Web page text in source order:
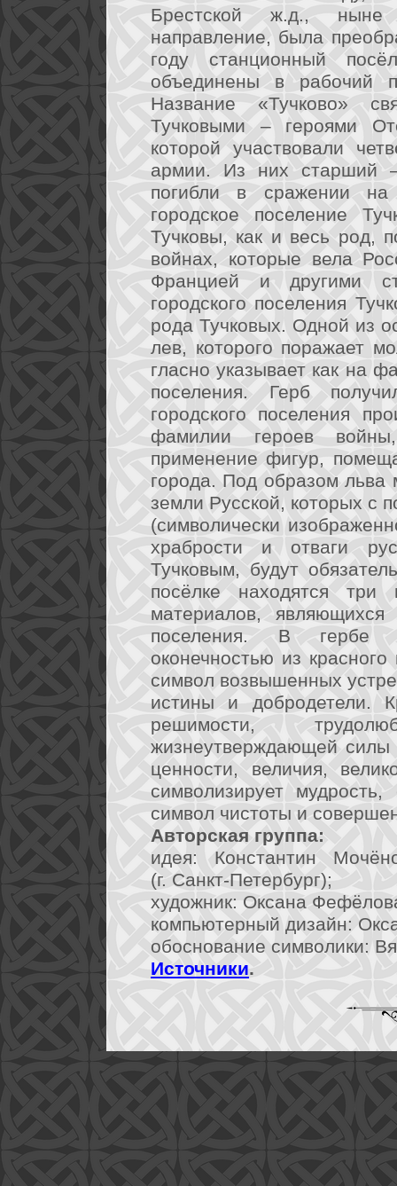
Брестской ж.д., ныне
направление, была
году станционный
объединены в рабочий
Название «Тучково»
Тучковыми – героями
которой участвовали
армии. Из них старший
погибли в сражении на
городское поселение
Тучковы, как и весь род,
войнах, которые вела
Францией и другими
городского поселения
рода Тучковых. Одной из
лев, которого поражает
гласно указывает как на
поселения. Герб
городского поселения
фамилии героев
применение фигур,
города. Под образом льва
земли Русской, которых с
(символически
храбрости и отваги
Тучковым, будут
посёлке находятся три
материалов,
поселения. В гербе
оконечностью из
символ возвышенных
истины и добродетели.
решимости,
жизнеутверждающей
ценности, величия,
символизирует
символ чистоты и
Авторская группа:
идея: Константин
(г. Санкт-Петербург);
художник: Оксана
компьютерный дизайн:
обоснование символики:
Источники.